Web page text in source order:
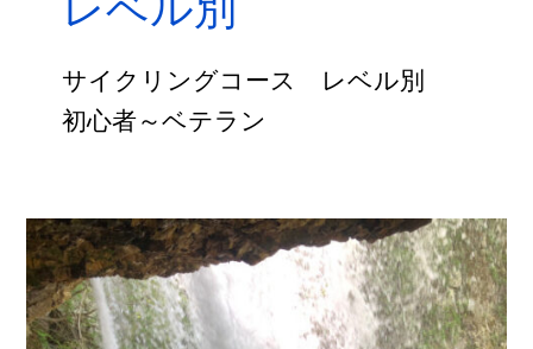
サイクリングコース レベル別
初心者～ベテラン
【レ
ポ】
200％
満